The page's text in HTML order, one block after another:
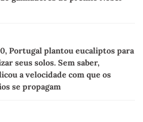
Portugal plantou eucaliptos para
seus solos. Sem saber,
a velocidade com que os
se propagam